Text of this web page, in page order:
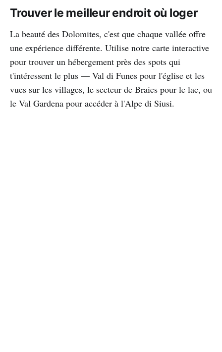
Trouver le meilleur endroit où loger
La beauté des Dolomites, c'est que chaque vallée offre
une expérience différente. Utilise notre carte interactive
pour trouver un hébergement près des spots qui
t'intéressent le plus — Val di Funes pour l'église et les
vues sur les villages, le secteur de Braies pour le lac, ou
le Val Gardena pour accéder à l'Alpe di Siusi.